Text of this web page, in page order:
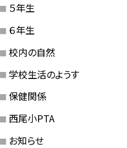
５年生
６年生
校内の自然
学校生活のようす
保健関係
西尾小PTA
お知らせ